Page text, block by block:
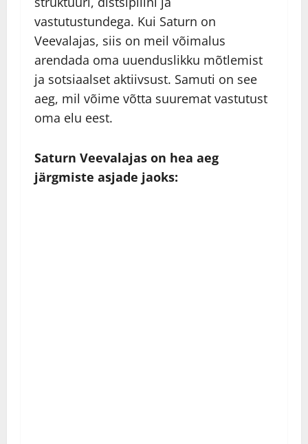
vastutustundega. Kui Saturn on
Veevalajas, siis on meil võimalus
arendada oma uuenduslikku mõtlemist
ja sotsiaalset aktiivsust. Samuti on see
aeg, mil võime võtta suuremat vastutust
oma elu eest.
Saturn Veevalajas on hea aeg
järgmiste asjade jaoks: